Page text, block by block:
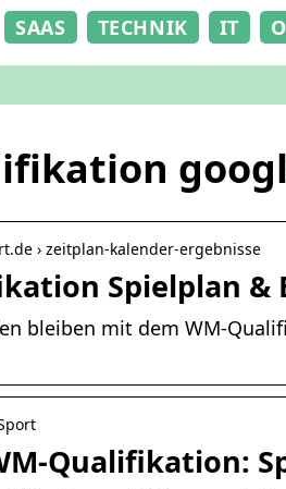
SAAS TECHNIK IT
› zeitplan-kalender-ergebnisse
Spielplan &
bleiben mit dem WM-
Qualifikation: